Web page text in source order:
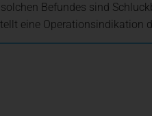
Befundes sind
eine Operationsindikation